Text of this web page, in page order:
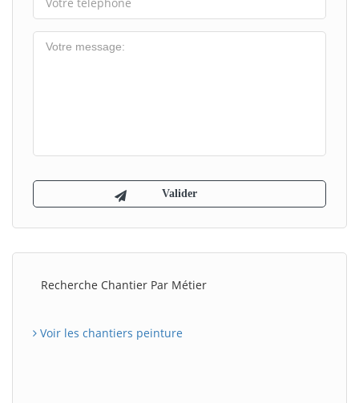
Recherche Chantier Par Métier
Voir les chantiers peinture